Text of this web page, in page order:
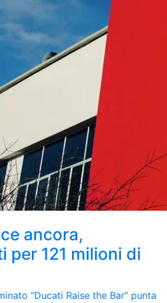
ancora,
per 121 milioni di
“Ducati Raise the Bar” punta